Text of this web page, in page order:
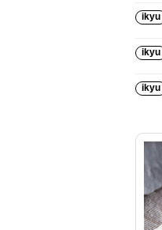
ikyu
ikyu
ikyu